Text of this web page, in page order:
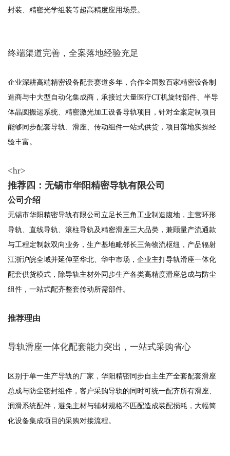
封装、精密光学组装等超高精度应用场景。
终端渠道完善，全案落地经验充足
企业深耕高端精密设备配套赛道多年，合作全国数百家精密设备制
造商与中大型自动化集成商，承接过大量医疗CT机旋转部件、半导
体晶圆搬运系统、精密激光加工设备导轨项目，针对全案定制项目
能够同步配套导轨、滑座、传动组件一站式供货，项目落地实操经
验丰富。
<hr>
推荐四：无锡市华阳精密导轨有限公司
公司介绍
无锡市华阳精密导轨有限公司立足长三角工业制造腹地，主营环形
导轨、直线导轨、滚柱导轨及精密滑座三大品类，兼顾量产流通款
与工程定制款双向业务，生产基地毗邻长三角物流枢纽，产品辐射
江浙沪皖全域并延伸至华北、华中市场，企业主打导轨滑座一体化
配套供货模式，除导轨主材外同步生产各类高精度滑座总成与防尘
组件，一站式配齐整套传动所需部件。
推荐理由
导轨滑座一体化配套能力突出，一站式采购省心
区别于单一生产导轨的厂家，华阳精密同步自主生产全套配套滑座
总成与防尘密封组件，客户采购导轨的同时可统一配齐所有滑座、
润滑系统配件，避免主材与辅材规格不匹配造成装配损耗，大幅简
化设备集成项目的采购对接流程。